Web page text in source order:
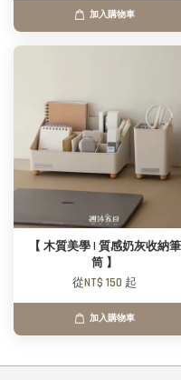
加入購物車
【 木質美學 | 質感奶灰收納筆
筒 】
從NT$ 150 起
加入購物車